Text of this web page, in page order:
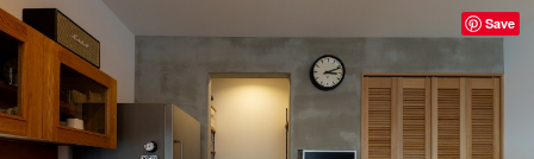
Save